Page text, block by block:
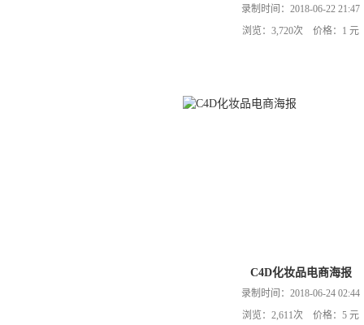
录制时间：2018-06-22 21:47
浏览：3,720次 价格：1 元
C4D化妆品电商海报
录制时间：2018-06-24 02:44
浏览：2,611次 价格：5 元